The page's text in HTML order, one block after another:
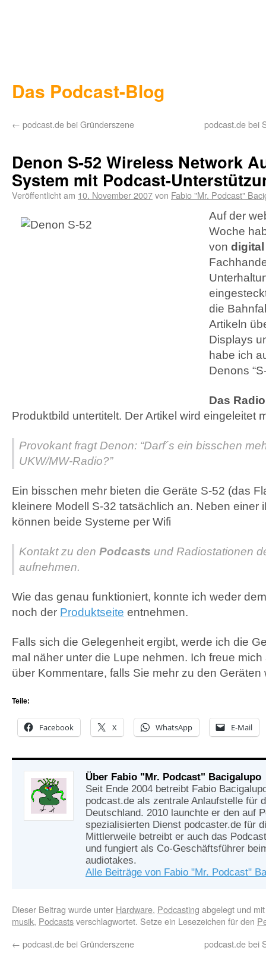
Das Podcast-Blog
← podcast.de bei Gründerszene podcast.de bei
Denon S-52 Wireless Network
System mit Podcast-
Veröffentlicht am 10. November 2007von Fabio "Mr. Podcast"
Auf der
Woche
von
die
Artikeln
Displays
habe ich
Denons
Das
Produktbild untertitelt. Der Artikel wird eingeleitet
Provokant fragt Denon: “Darf´s ein bisschen
UKW/MW-Radio?”
Ein bisschen mehr bieten die Geräte S-52 (das
kleinere Modell S-32 tatsächlich an. Neben einer
können beide Systeme per Wifi
Kontakt zu den Podcasts und Radiostationen
aufnehmen.
Wie das genau funktioniert, konnte ich weder
noch der Produktseite entnehmen.
Falls sich die Gelegenheit ergibt, werde ich die
mal näher unter die Lupe nehmen. Ich freue
über Kommentare, falls Sie mehr zu den Geräten
Teile:
Facebook X WhatsApp E-Mail
Über Fabio "Mr. Podcast" Bacigalupo
Seit Ende 2004 betreibt Fabio
podcast.de als zentrale Anlaufstelle für
Deutschland. 2010 launchte er den auf
spezialisierten Dienst podcaster.de für
Mittlerweile betreibt er auch das
und fungiert als Co-Geschäftsführer
audiotakes.
Alle Beiträge von Fabio "Mr. Podcast"
Dieser Beitrag wurde unter Hardware, Podcasting abgelegt und
musik, Podcastsverschlagwortet. Setze ein Lesezeichen für den
← podcast.de bei Gründerszene podcast.de bei